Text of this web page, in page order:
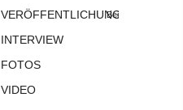
VERÖFFENTLICHUNGEN
INTERVIEW
FOTOS
VIDEO
Bei